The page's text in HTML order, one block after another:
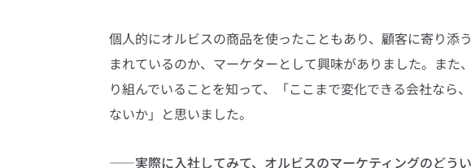
個人的にオルビスの商品を使ったこともあり、顧客に寄り添
まれているのか、マーケターとして興味がありました。また
り組んでいることを知って、「ここまで変化できる会社なら
ないか」と思いました。
――実際に入社してみて、オルビスのマーケティングのどう